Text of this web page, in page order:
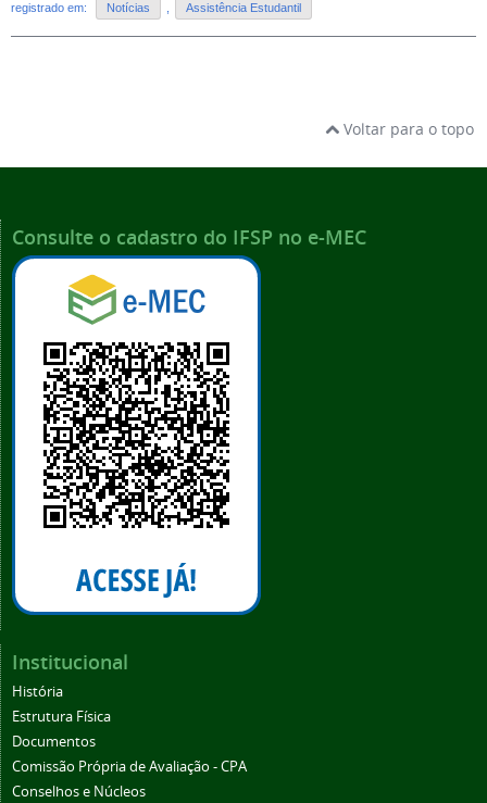
registrado em: Notícias Assistência Estudantil
Voltar para o topo
Consulte o cadastro do IFSP no e-MEC
Institucional
História
Estrutura Física
Documentos
Comissão Própria de Avaliação - CPA
Conselhos e Núcleos